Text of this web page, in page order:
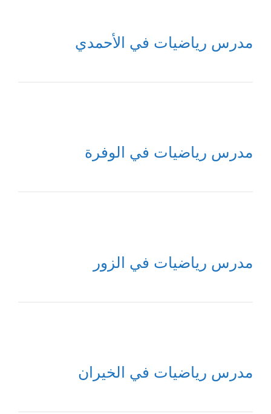
مدرس رياضيات في الأحمدي
مدرس رياضيات في الوفرة
مدرس رياضيات في الزور
مدرس رياضيات في الخيران